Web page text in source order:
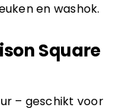
en washok.
Square
– geschikt voor